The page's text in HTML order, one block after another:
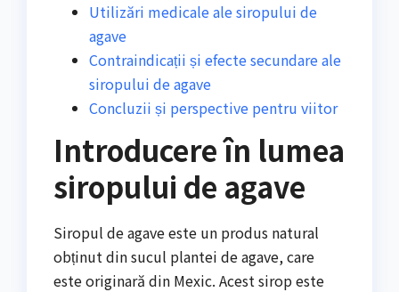
Utilizări medicale ale siropului de
agave
Contraindicații și efecte secundare ale
siropului de agave
Concluzii și perspective pentru viitor
Introducere în lumea
siropului de agave
Siropul de agave este un produs natural
obținut din sucul plantei de agave, care
este originară din Mexic. Acest sirop este